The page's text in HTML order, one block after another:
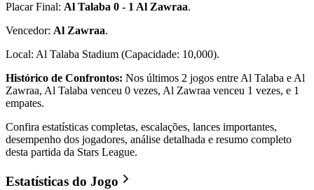
Placar Final: Al Talaba 0 - 1 Al Zawraa.
Vencedor: Al Zawraa.
Local: Al Talaba Stadium (Capacidade: 10,000).
Histórico de Confrontos: Nos últimos 2 jogos entre Al Talaba e Al
Zawraa, Al Talaba venceu 0 vezes, Al Zawraa venceu 1 vezes, e 1
empates.
Confira estatísticas completas, escalações, lances importantes,
desempenho dos jogadores, análise detalhada e resumo completo
desta partida da Stars League.
Estatísticas do Jogo